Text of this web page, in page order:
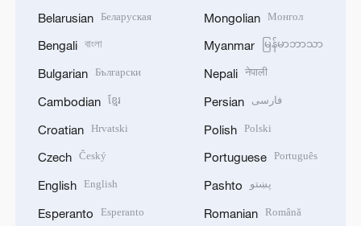
Belarusian Беларуская
Bengali বাংলা
Bulgarian Български
Cambodian ខ្មែរ
Croatian Hrvatski
Czech Český
English English
Esperanto Esperanto
Mongolian Монгол
Myanmar မြန်မာဘာသာ
Nepali नेपाली
Persian فارسی
Polish Polski
Portuguese Português
Pashto پښتو
Romanian Română